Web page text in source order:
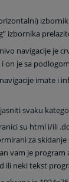
izbornika
navigacije je
on je sa
imate i
svaku
su html i/ili
za
vam je program
ili neki tekst